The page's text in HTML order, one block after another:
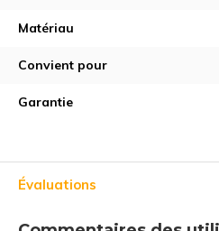
Matériau
Convient pour
Garantie
Évaluations